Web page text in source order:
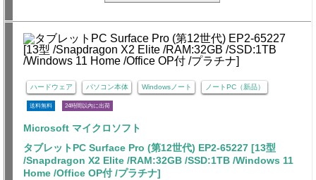
ハードウェア パソコン本体 Windowsノート ノートPC（新品）
送料無料 24時間以内に出荷
Microsoft マイクロソフト
タブレットPC Surface Pro (第12世代) EP2-65227 [13型
/Snapdragon X2 Elite /RAM:32GB /SSD:1TB /Windows 11
Home /Office OP付 /プラチナ]